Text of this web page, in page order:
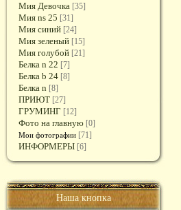
Мия Девочка [35]
Мия ns 25 [31]
Мия синий [24]
Мия зеленый [15]
Мия голубой [21]
Белка n 22 [7]
Белка b 24 [8]
Белка n [8]
ПРИЮТ [27]
ГРУМИНГ [12]
Фото на главную [0]
Мои фотографии [71]
ИНФОРМЕРЫ [6]
Наша кнопка